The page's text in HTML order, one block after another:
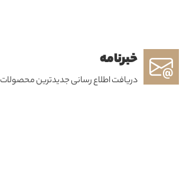
خبرنامه
دریافت اطلاع رسانی جدیدترین محصولات